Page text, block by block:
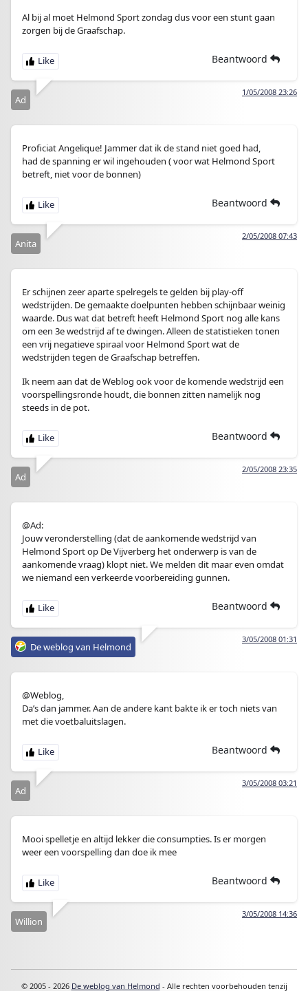
Al bij al moet Helmond Sport zondag dus voor een stunt gaan
zorgen bij de Graafschap.
Beantwoord
1/05/2008 23:26
Ad
Proficiat Angelique! Jammer dat ik de stand niet goed had,
had de spanning er wil ingehouden ( voor wat Helmond Sport
betreft, niet voor de bonnen)
Beantwoord
2/05/2008 07:43
Anita
Er schijnen zeer aparte spelregels te gelden bij play-off
wedstrijden. De gemaakte doelpunten hebben schijnbaar weinig
waarde. Dus wat dat betreft heeft Helmond Sport nog alle kans
om een 3e wedstrijd af te dwingen. Alleen de statistieken tonen
een vrij negatieve spiraal voor Helmond Sport wat de
wedstrijden tegen de Graafschap betreffen.
Ik neem aan dat de Weblog ook voor de komende wedstrijd een
voorspellingsronde houdt, die bonnen zitten namelijk nog
steeds in de pot.
Beantwoord
2/05/2008 23:35
Ad
@Ad:
Jouw veronderstelling (dat de aankomende wedstrijd van
Helmond Sport op De Vijverberg het onderwerp is van de
aankomende vraag) klopt niet. We melden dit maar even omdat
we niemand een verkeerde voorbereiding gunnen.
Beantwoord
3/05/2008 01:31
De weblog van Helmond
@Weblog,
Da’s dan jammer. Aan de andere kant bakte ik er toch niets van
met die voetbaluitslagen.
Beantwoord
3/05/2008 03:21
Ad
Mooi spelletje en altijd lekker die consumpties. Is er morgen
weer een voorspelling dan doe ik mee
Beantwoord
3/05/2008 14:36
Willion
© 2005 - 2026 De weblog van Helmond - Alle rechten voorbehouden tenzij